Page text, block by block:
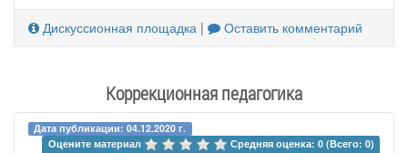
Дискуссионная площадка | Оставить комментарий
Коррекционная педагогика
Дата публикации: 04.12.2020 г.
Оцените материал
Средняя оценка: 0 (Всего: 0)